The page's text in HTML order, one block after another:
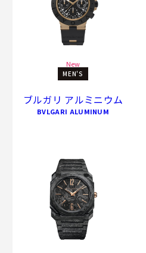
New
MEN'S
ブルガリ アルミニウム
BVLGARI ALUMINUM